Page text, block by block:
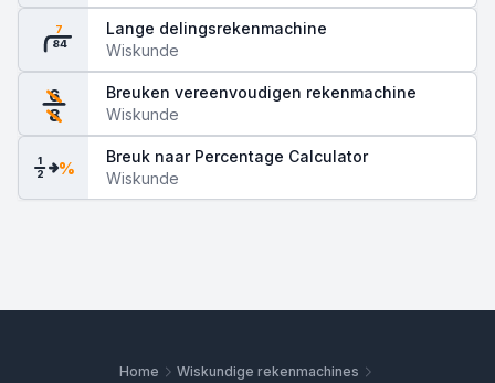
84
7
Lange delingsrekenmachine
Wiskunde
6
8
Breuken vereenvoudigen rekenmachine
Wiskunde
1
2 %
Breuk naar Percentage Calculator
Wiskunde
Home
Wiskundige rekenmachines